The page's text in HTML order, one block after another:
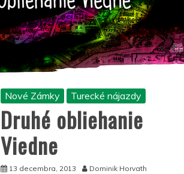
Nové Zámky Turecké nájazdy
Druhé obliehanie
Viedne
13 decembra, 2013 Dominik Horvath